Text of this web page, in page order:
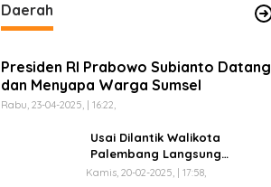
Daerah
Presiden RI Prabowo Subianto Datang
dan Menyapa Warga Sumsel
Rabu, 23-04-2025, | 16:22,
Usai Dilantik Walikota
Palembang Langsung
Mengikuti Retreat di
Kamis, 20-02-2025, | 17:58,